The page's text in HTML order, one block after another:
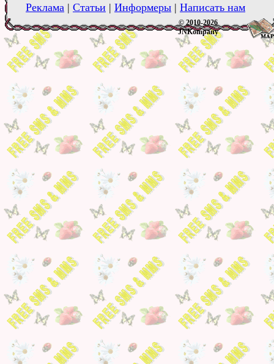
Реклама | Статьи | Информеры | Написать нам
© 2010-2026
JNKompany